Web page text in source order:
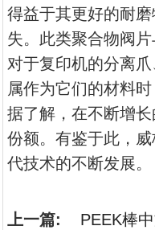
得益于其更好的耐
失。此类聚合物阀
对于复印机的分离
属作为它们的材料
据了解，在不断增
份额。有鉴于此，
代技术的不断发展。
上一篇: PEEK棒